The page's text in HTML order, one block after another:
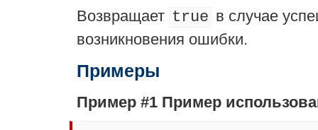
Возвращает true в случае
возникновения ошибки.
Примеры
Пример #1 Пример